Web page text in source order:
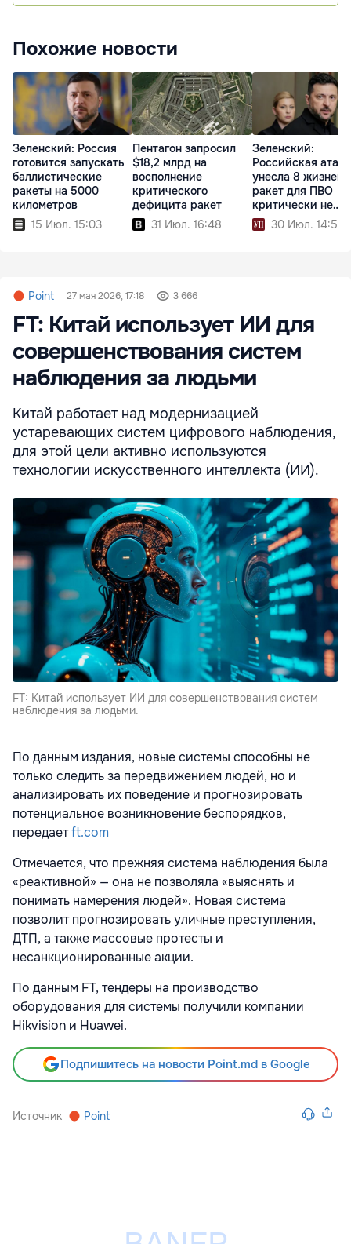
Похожие новости
Зеленский: Россия
готовится запускать
баллистические
ракеты на 5000
километров
15 Июл. 15:03
Пентагон запросил
$18,2 млрд на
восполнение
критического
дефицита ракет
31 Июл. 16:48
Зеленский:
Российская атака
унесла 8 жизней,
ракет для ПВО
критически не
хватает
30 Июл. 14:50
Point 27 мая 2026, 17:18 3 666
FT: Китай использует ИИ для
совершенствования систем
наблюдения за людьми
Китай работает над модернизацией
устаревающих систем цифрового наблюдения,
для этой цели активно используются
технологии искусственного интеллекта (ИИ).
FT: Китай использует ИИ для совершенствования систем
наблюдения за людьми.
По данным издания, новые системы способны не
только следить за передвижением людей, но и
анализировать их поведение и прогнозировать
потенциальное возникновение беспорядков,
передаетft.com
Отмечается, что прежняя система наблюдения была
«реактивной» — она не позволяла «выяснять и
понимать намерения людей». Новая система
позволит прогнозировать уличные преступления,
ДТП, а также массовые протесты и
несанкционированные акции.
По данным FT, тендеры на производство
оборудования для системы получили компании
Hikvision и Huawei.
Подпишитесь на новости Point.md в Google
Источник Point